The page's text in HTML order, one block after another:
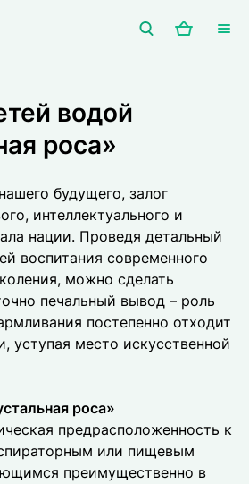
роса»
будущего, залог
интеллектуального и
нации. Проведя детальный
воспитания современного
можно сделать
печальный вывод – роль
постепенно отходит
уступая место искусственной
роса»
предрасположенность к
или пищевым
преимущественно в